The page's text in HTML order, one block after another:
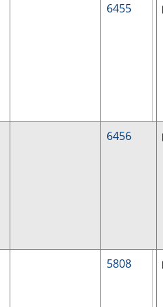
6455
6456
5808